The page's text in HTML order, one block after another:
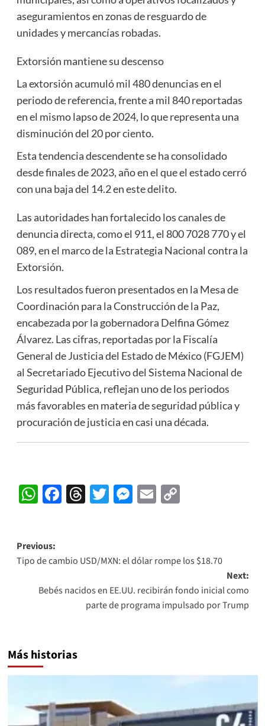
aseguramientos en zonas de resguardo de
unidades y mercancías robadas.
Extorsión mantiene su descenso
La extorsión acumuló mil 480 denuncias en el
periodo de referencia, frente a mil 840 reportadas
en el mismo lapso de 2024, lo que representa una
disminución del 20 por ciento.
Esta tendencia descendente se ha consolidado
desde finales de 2023, año en el que el estado cerró
con una baja del 14.2 en este delito.
Las autoridades han fortalecido los canales de
denuncia directa, como el 911, el 800 7028 770 y el
089, en el marco de la Estrategia Nacional contra la
Extorsión.
Los resultados fueron presentados en la Mesa de
Coordinación para la Construcción de la Paz,
encabezada por la gobernadora Delfina Gómez
Álvarez. Las cifras, reportadas por la Fiscalía
General de Justicia del Estado de México (FGJEM)
al Secretariado Ejecutivo del Sistema Nacional de
Seguridad Pública, reflejan uno de los periodos
más favorables en materia de seguridad pública y
procuración de justicia en casi una década.
WhatsApp
Facebook
Threads
Twitter
Messenger
EmailCopy
Post
navigation
Previous:
Tipo de cambio USD/MXN: el dólar rompe los $18.70
Next:
Bebés nacidos en EE.UU. recibirán fondo inicial como
parte de programa impulsado por Trump
Más historias